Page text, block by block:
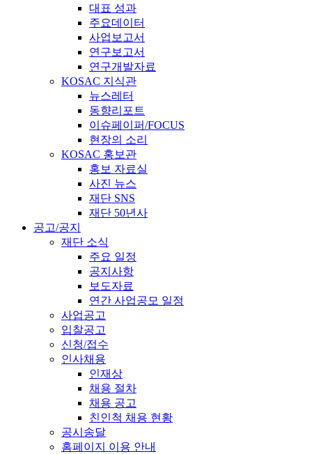
대표 성과
주요데이터
사업보고서
연구보고서
연구개발자료
KOSAC 지식관
뉴스레터
동향리포트
이슈페이퍼/FOCUS
현장의 소리
KOSAC 홍보관
홍보 자료실
사진 뉴스
재단 SNS
재단 50년사
공고/공지
재단 소식
주요 일정
공지사항
보도자료
연간 사업공모 일정
사업공고
입찰공고
신청/접수
인사채용
인재상
채용 절차
채용 공고
친인척 채용 현황
공시송달
홈페이지 이용 안내